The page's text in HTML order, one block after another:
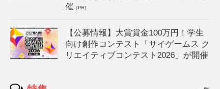
催[PR]
【公募情報】大賞賞金100万円！学生
向け創作コンテスト「サイゲームス ク
リエイティブコンテスト2026」が開催